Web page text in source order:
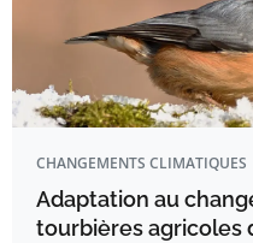
CHANGEMENTS CLIMATIQUES
Adaptation au
tourbières agricoles